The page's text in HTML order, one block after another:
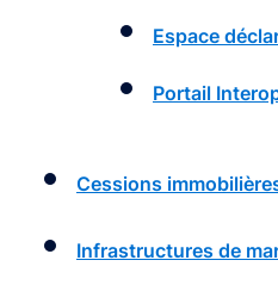
Espace
Portail
Cessions
Infrastructures de